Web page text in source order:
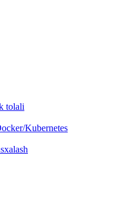
tolali
Kubernetes